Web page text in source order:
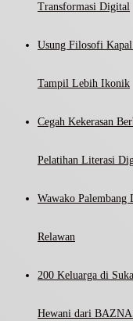
Transformasi Digital
Usung Filosofi
Tampil Lebih Ikonik
Cegah Kekerasan
Pelatihan Literasi
Wawako Palembang
Relawan
200 Keluarga di
Hewani dari